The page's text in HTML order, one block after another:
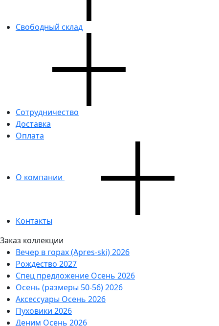
Свободный склад
Сотрудничество
Доставка
Оплата
О компании
Контакты
Заказ коллекции
Вечер в горах (Apres-ski) 2026
Рождество 2027
Спец предложение Осень 2026
Осень (размеры 50-56) 2026
Аксессуары Осень 2026
Пуховики 2026
Деним Осень 2026